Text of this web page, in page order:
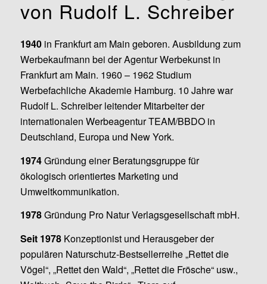
von Rudolf L. Schreiber
1940in Frankfurt am Main geboren. Ausbildung zum
Werbekaufmann bei der Agentur Werbekunst in
Frankfurt am Main. 1960 – 1962 Studium
Werbefachliche Akademie Hamburg. 10 Jahre war
Rudolf L. Schreiber leitender Mitarbeiter der
internationalen Werbeagentur TEAM/BBDO in
Deutschland, Europa und New York.
1974Gründung einer Beratungsgruppe für
ökologisch orientiertes Marketing und
Umweltkommunikation.
1978Gründung Pro Natur Verlagsgesellschaft mbH.
Seit 1978Konzeptionist und Herausgeber der
populären Naturschutz-Bestsellerreihe „Rettet die
Vögel“, „Rettet den Wald“, „Rettet die Frösche“ usw.,